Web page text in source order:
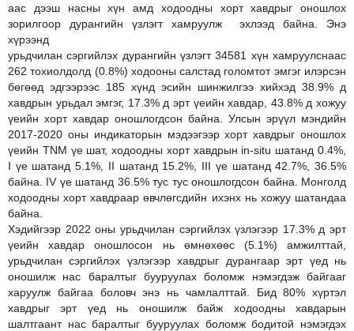
аас дээш насны хүн амд ходоодны хорт хавдрыг оношлох
зорилгоор дурангийн үзлэгт хамруулж эхлээд байна. Энэ
хүрээнд
урьдчилан сэргийлэх дурангийн үзлэгт 34581 хүн хамруулснаас
262 тохиолдолд (0.8%) ходооны салстад голомтот эмгэг илэрсэн
бөгөөд эдгээрээс 185 хүнд эсийн шинжилгээ хийхэд 38.9% д
хавдрын урьдал эмгэг, 17.3% д эрт үеийн хавдар, 43.8% д хожуу
үеийн хорт хавдар оношлогдсон байна. Улсын эрүүл мэндийн
2017-2020 оны индикаторын мэдээгээр хорт хавдрыг оношлох
үеийн TNM үе шат, ходоодны хорт хавдрын in-situ шатанд 0.4%,
I үе шатанд 5.1%, II шатанд 15.2%, III үе шатанд 42.7%, 36.5%
байна. IV үе шатанд 36.5% тус тус оношлогдсон байна. Монголд
ходоодны хорт хавдраар өвчлөгсдийн ихэнх нь хожуу шатандаа
байна.
Хэдийгээр 2022 оны урьдчилан сэргийлэх үзлэгээр 17.3% д эрт
үеийн хавдар оношлосон нь өмнөхөөс (5.1%) амжилттай,
урьдчилан сэргийлэх үзлэгээр хавдрыг дурангаар эрт үед нь
оношилж нас баралтыг бууруулах боломж нэмэгдэж байгааг
харуулж байгаа боловч энэ нь чамлалттай. Бид 80% хүртэл
хавдрыг эрт үед нь оношилж байж ходоодны хавдарын
шалтгаант нас баралтыг бууруулах боломж бодитой нэмэгдэх